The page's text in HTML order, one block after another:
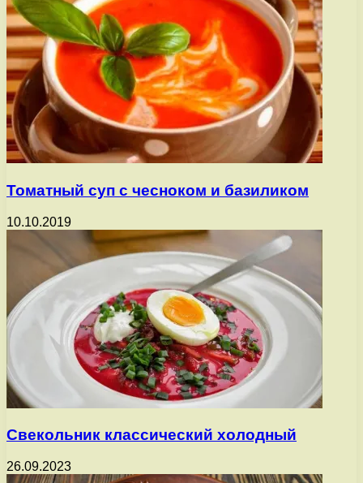
Томатный суп с чесноком и базиликом
10.10.2019
Свекольник классический холодный
26.09.2023